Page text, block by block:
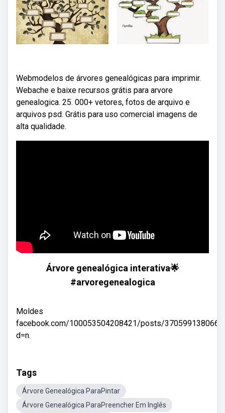
Webmodelos de árvores genealógicas para imprimir.
Webache e baixe recursos grátis para arvore
genealogica. 25. 000+ vetores, fotos de arquivo e
arquivos psd. Grátis para uso comercial imagens de
alta qualidade.
Árvore genealógica interativa🌟
#arvoregenealogica
Moldes
facebook.com/100053504208421/posts/
d=n.
Tags
Árvore Genealógica ParaPintar
Árvore Genealógica ParaPreencher Em Inglês